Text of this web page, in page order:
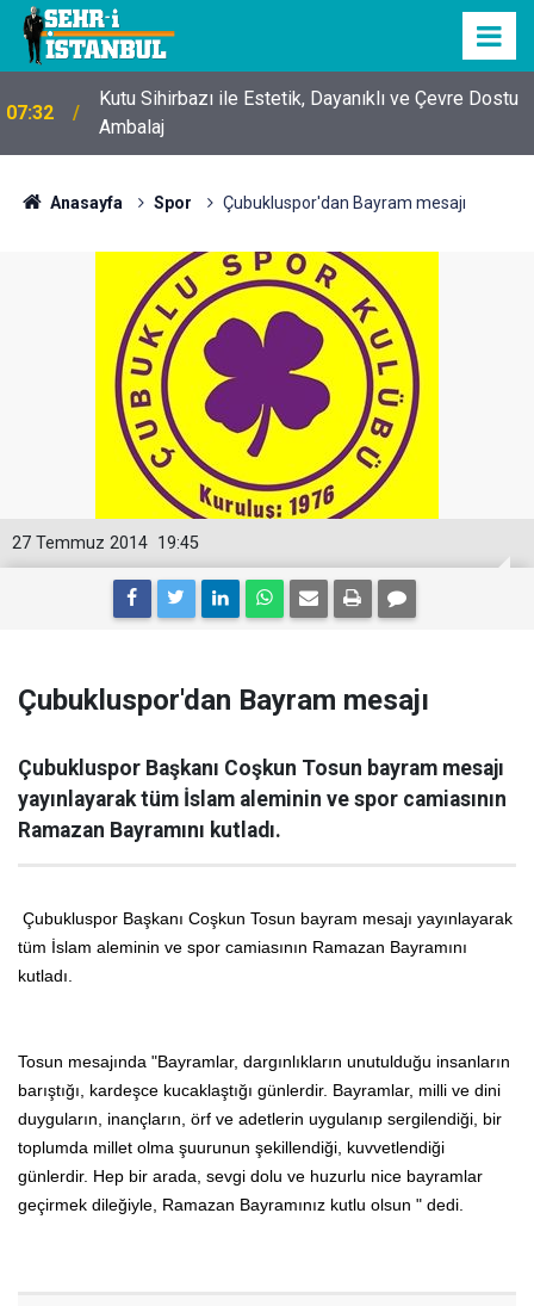
07:32
Kutu Sihirbazı ile Estetik, Dayanıklı ve Çevre Dostu
Ambalaj
Anasayfa Spor Çubukluspor'dan Bayram mesajı
19:45
27 Temmuz 2014
Çubukluspor'dan Bayram mesajı
Çubukluspor Başkanı Coşkun Tosun bayram mesajı
yayınlayarak tüm İslam aleminin ve spor camiasının
Ramazan Bayramını kutladı.
Çubukluspor Başkanı Coşkun Tosun bayram mesajı yayınlayarak
tüm İslam aleminin ve spor camiasının Ramazan Bayramını
kutladı.
Tosun mesajında "Bayramlar, dargınlıkların unutulduğu insanların
barıştığı, kardeşce kucaklaştığı günlerdir. Bayramlar, milli ve dini
duyguların, inançların, örf ve adetlerin uygulanıp sergilendiği, bir
toplumda millet olma şuurunun şekillendiği, kuvvetlendiği
günlerdir. Hep bir arada, sevgi dolu ve huzurlu nice bayramlar
geçirmek dileğiyle, Ramazan Bayramınız kutlu olsun " dedi.